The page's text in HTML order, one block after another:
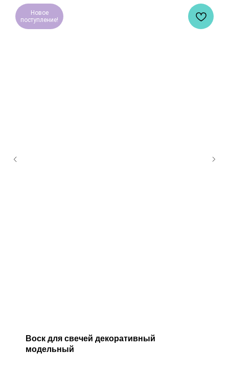
Новое
поступление!
Воск для свечей декоративный
модельный